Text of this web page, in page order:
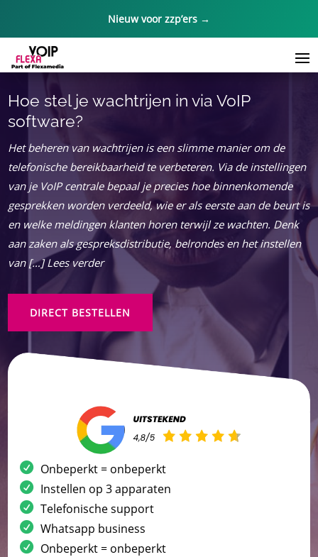
Nieuw voor zzp’ers →
Hoe stel je wachtrijen in via VoIP
software?
Het beheren van wachtrijen is een slimme manier om de
telefonische bereikbaarheid te verbeteren. Via de instellingen
van je VoIP centrale bepaal je precies hoe binnenkomende
gesprekken worden verdeeld, wie er als eerste aan de beurt is
en welke meldingen klanten horen terwijl ze wachten. Denk
aan zaken als gespreksdistributie, belrondes en het instellen
van […] Lees verder
DIRECT BESTELLEN
Onbeperkt = onbeperkt
Instellen op 3 apparaten
Telefonische support
Whatsapp business
Onbeperkt = onbeperkt